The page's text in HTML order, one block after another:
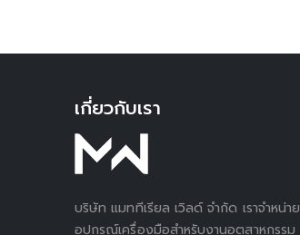
เกี่ยวกับเรา
บริษัท แมททีเรียล เวิลด์ จำกัด เราจำหน่าย
อุปกรณ์เครื่องมือสำหรับงานอุตสาหกรรม